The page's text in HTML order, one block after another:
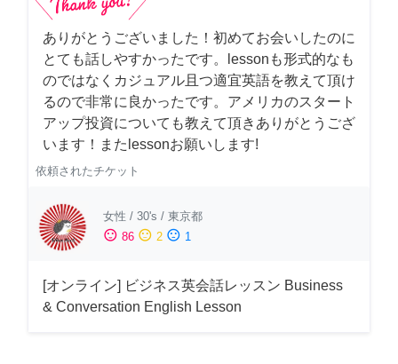
ありがとうございました！初めてお会いしたのに
とても話しやすかったです。lessonも形式的なも
のではなくカジュアル且つ適宜英語を教えて頂け
るので非常に良かったです。アメリカのスタート
アップ投資についても教えて頂きありがとうござ
います！またlessonお願いします!
依頼されたチケット
女性 / 30's / 東京都
sentiment_satisfied 86 sentiment_neutral 2 sentiment_dissatisfied 1
[オンライン] ビジネス英会話レッスン Business
& Conversation English Lesson